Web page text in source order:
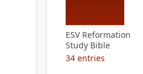
ESV Reformation
Study Bible
34 entries